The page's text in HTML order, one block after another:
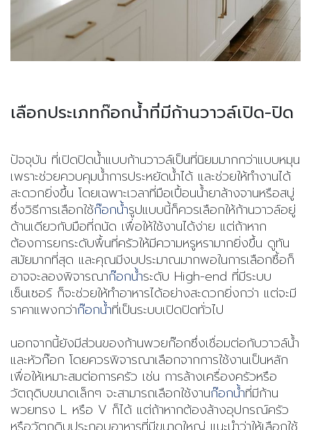
เลือกประเภทก๊อกน้ำที่มีก้านวาวล์เปิด-ปิด
ปัจจุบัน ที่เปิดปิดน้ำแบบก้านวาวล์เป็นที่นิยมมากกว่าแบบหมุน
เพราะช่วยควบคุมน้ำการประหยัดน้ำได้ และช่วยให้ทำงานได้
สะดวกยิ่งขึ้น โดยเฉพาะเวลาที่มือเปื้อนน้ำยาล้างจานหรือสบู่
ซึ่งวิธีการเลือกใช้ก๊อกน้ำรูปแบบนี้ก็ควรเลือกให้ก้านวาวล์อยู่
ด้านเดียวกับมือที่ถนัด เพื่อให้ใช้งานได้ง่าย แต่ถ้าหาก
ต้องการยกระดับพื้นที่ครัวให้มีความหรูหรามากยิ่งขึ้น ดูทัน
สมัยมากที่สุด และคุณมีงบประมาณมากพอในการเลือกซื้อก็
อาจจะลองพิจารณาก๊อกน้ำระดับ High-end ที่มีระบบ
เซ็นเซอร์ ก็จะช่วยให้ทำอาหารได้อย่างสะดวกยิ่งกว่า แต่จะมี
ราคาแพงกว่าก๊อกน้ำที่เป็นระบบเปิดปิดทั่วไป
นอกจากนี้ยังมีส่วนของก้านพวยก๊อกซึ่งเชื่อมต่อกับวาวล์น้ำ
และหัวก๊อก โดยควรพิจารณาเลือกจากการใช้งานเป็นหลัก
เพื่อให้เหมาะสมต่อการครัว เช่น การล้างเครื่องครัวหรือ
วัตถุดิบขนาดเล็กๆ จะสามารถเลือกใช้งานก๊อกน้ำที่มีก้าน
พวยทรง L หรือ V ก็ได้ แต่ถ้าหากต้องล้างอุปกรณ์ครัว